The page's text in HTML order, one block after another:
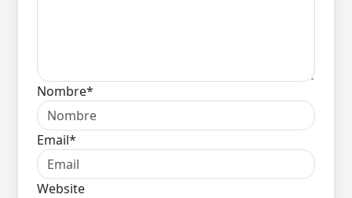
Nombre*
Email*
Website